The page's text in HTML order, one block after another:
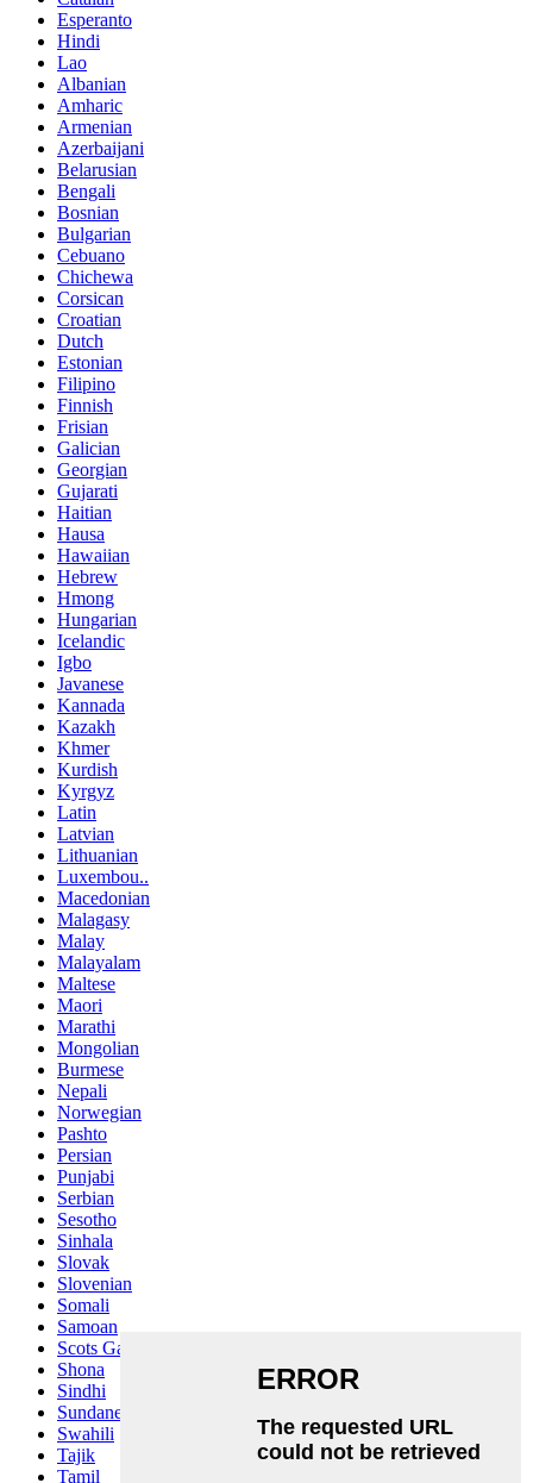
Esperanto
Hindi
Lao
Albanian
Amharic
Armenian
Azerbaijani
Belarusian
Bengali
Bosnian
Bulgarian
Cebuano
Chichewa
Corsican
Croatian
Dutch
Estonian
Filipino
Finnish
Frisian
Galician
Georgian
Gujarati
Haitian
Hausa
Hawaiian
Hebrew
Hmong
Hungarian
Icelandic
Igbo
Javanese
Kannada
Kazakh
Khmer
Kurdish
Kyrgyz
Latin
Latvian
Lithuanian
Luxembou..
Macedonian
Malagasy
Malay
Malayalam
Maltese
Maori
Marathi
Mongolian
Burmese
Nepali
Norwegian
Pashto
Persian
Punjabi
Serbian
Sesotho
Sinhala
Slovak
Slovenian
Somali
Samoan
Scots Gaelic
Shona
Sindhi
Sundanese
Swahili
Tajik
Tamil